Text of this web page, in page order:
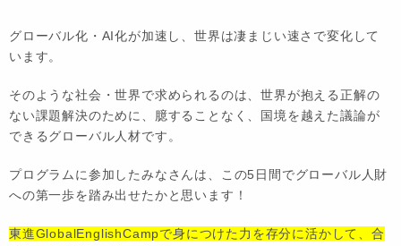
グローバル化・AI化が加速し、世界は凄まじい速さで変化して
います。
そのような社会・世界で求められるのは、世界が抱える正解の
ない課題解決のために、臆することなく、国境を越えた議論が
できるグローバル人材です。
プログラムに参加したみなさんは、この5日間でグローバル人財
への第一歩を踏み出せたかと思います！
東進GlobalEnglishCampで身につけた力を存分に活かして、合